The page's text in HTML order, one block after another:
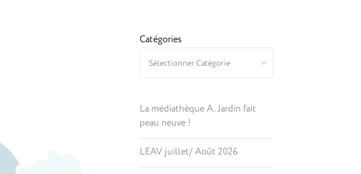
Catégories
La médiathèque A. Jardin fait
peau neuve !
LEAV juillet/ Août 2026